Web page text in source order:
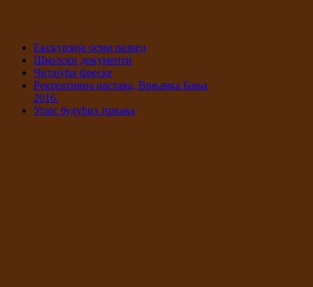
Екскурзија осми разред
Школски документи
Читајући фреске
Рекреативна настава, Врњачка Бања
2016.
Упис будућих првака